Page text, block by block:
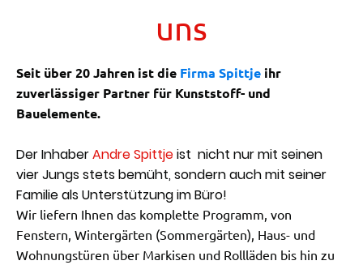
uns
Seit über 20 Jahren ist die Firma Spittje ihr
zuverlässiger Partner für Kunststoff- und
Bauelemente.
Der InhaberAndre Spittjeist nicht nur mit seinen
vier Jungs stets bemüht, sondern auch mit seiner
Familie als Unterstützung im Büro!
Wir liefern Ihnen das komplette Programm, von
Fenstern, Wintergärten (Sommergärten), Haus- und
Wohnungstüren über Markisen und Rollläden bis hin zu